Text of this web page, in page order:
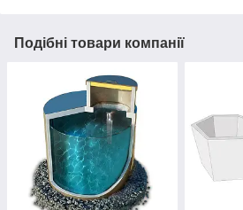
Подібні товари компанії